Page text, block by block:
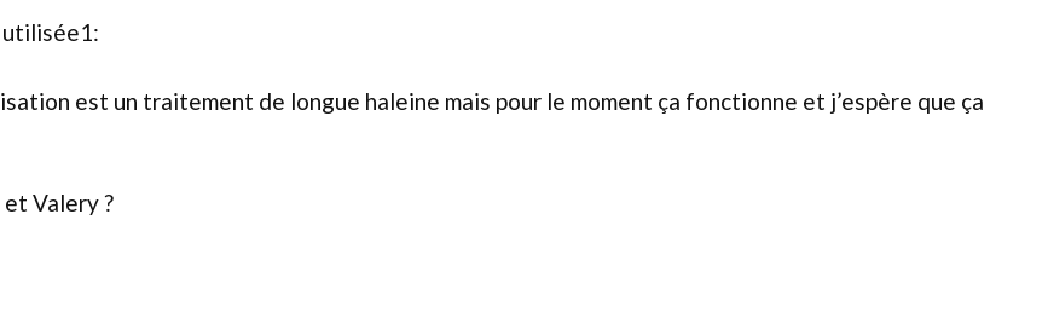
utilisée1:
est un traitement de longue haleine mais pour le moment ça fonctionne et j’espère que ça
Valery ?